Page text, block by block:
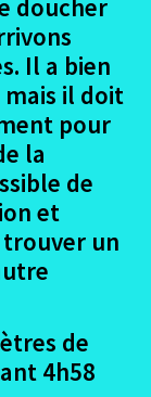
menu
enfant
menu
menu
Ouvrir
doucher
Il a bien
il doit
pour
la
de
et
un
de
4h58